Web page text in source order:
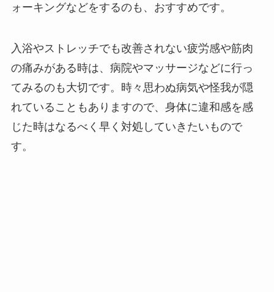
ォーキングなどをするのも、おすすめです。
入浴やストレッチでも改善されない疲労感や筋肉
の痛みがある時は、病院やマッサージなどに行っ
てみるのも大切です。時々思わぬ病気や怪我が隠
れていることもありますので、身体に違和感を感
じた時はなるべく早く対処していきたいもので
す。